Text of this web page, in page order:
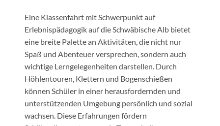
Eine Klassenfahrt mit Schwerpunkt auf
Erlebnispädagogik auf die Schwäbische Alb bietet
eine breite Palette an Aktivitäten, die nicht nur
Spaß und Abenteuer versprechen, sondern auch
wichtige Lerngelegenheiten darstellen. Durch
Höhlentouren, Klettern und Bogenschießen
können Schüler in einer herausfordernden und
unterstützenden Umgebung persönlich und sozial
wachsen. Diese Erfahrungen fördern